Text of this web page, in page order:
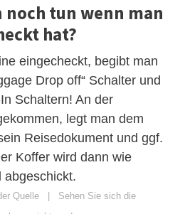
noch tun wenn man
hat?
eingecheckt, begibt man
Drop off“ Schalter und
Schaltern! An der
legt man dem
Reisedokument und ggf.
Koffer wird dann wie
abgeschickt.
Quelle | Sehen Sie sich die